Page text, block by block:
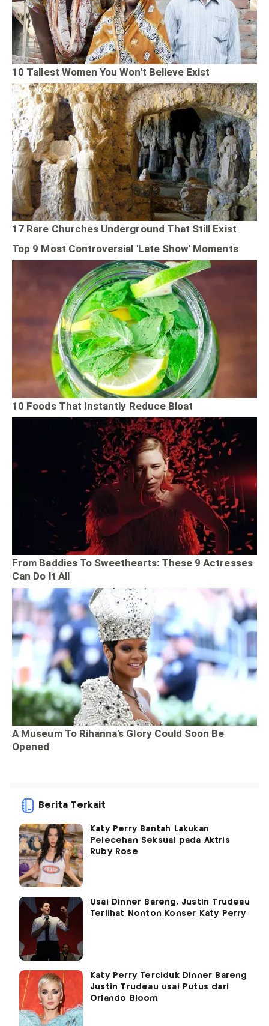
Berita Terkait
Katy Perry Bantah Lakukan
Pelecehan Seksual pada Aktris
Ruby Rose
Usai Dinner Bareng, Justin Trudeau
Terlihat Nonton Konser Katy Perry
Katy Perry Terciduk Dinner Bareng
Justin Trudeau usai Putus dari
Orlando Bloom